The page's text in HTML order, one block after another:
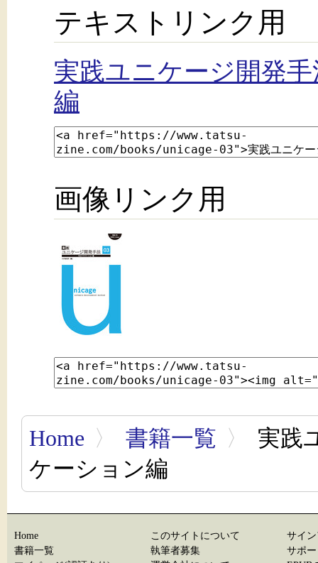
テキストリンク用
実践ユニケージ開発
編
画像リンク用
Home 〉 書籍一覧 〉
実践
ケーション編
Home
書籍一覧
このサイトについて
執筆者募集
サイ
サポ